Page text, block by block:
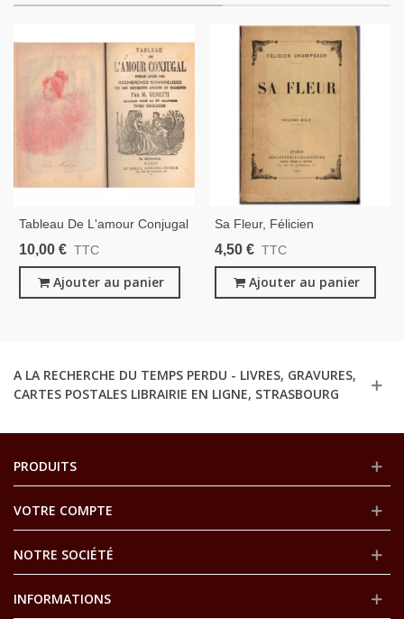
Tableau De L'amour Conjugal
T3 Et T4, Venetti, 1880 -
Moeurs, Libertinage,
Érotisme,
10,00 € TTC
Ajouter au panier
Sa Fleur, Félicien
Champsaur, 1923 -
4,50 € TTC
Ajouter au panier
A LA RECHERCHE DU TEMPS PERDU - LIVRES, GRAVURES,
CARTES POSTALES LIBRAIRIE EN LIGNE, STRASBOURG
PRODUITS
VOTRE COMPTE
NOTRE SOCIÉTÉ
INFORMATIONS